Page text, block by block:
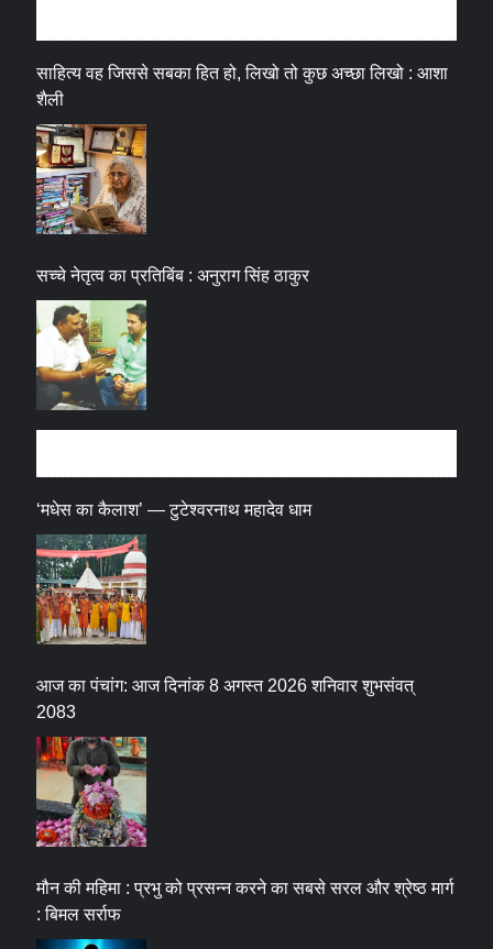
साहित्य वह जिससे सबका हित हो, लिखो तो कुछ अच्छा लिखो : आशा
शैली
सच्चे नेतृत्व का प्रतिबिंब : अनुराग सिंह ठाकुर
‘मधेस का कैलाश’ — टुटेश्वरनाथ महादेव धाम
आज का पंचांग: आज दिनांक 8 अगस्त 2026 शनिवार शुभसंवत्
2083
मौन की महिमा : प्रभु को प्रसन्न करने का सबसे सरल और श्रेष्ठ मार्ग
: बिमल सर्राफ